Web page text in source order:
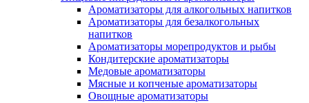
Ароматизаторы для алкогольных напитков
Ароматизаторы для безалкогольных
напитков
Ароматизаторы морепродуктов и рыбы
Кондитерские ароматизаторы
Медовые ароматизаторы
Мясные и копченые ароматизаторы
Овощные ароматизаторы